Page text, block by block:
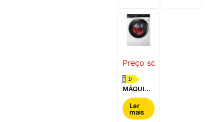
Preço sob consulta
D
MÁQUINA
DE LAVAR
E SECAR
ROUPA
Ler
mais